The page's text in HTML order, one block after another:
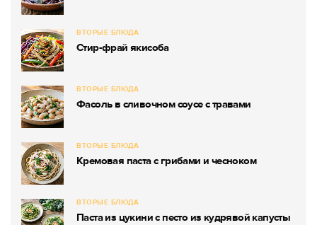
ВТОРЫЕ БЛЮДА
Стир-фрай якисоба
ВТОРЫЕ БЛЮДА
Фасоль в сливочном соусе с травами
ВТОРЫЕ БЛЮДА
Кремовая паста с грибами и чесноком
ВТОРЫЕ БЛЮДА
Паста из цукини с песто из кудрявой капусты